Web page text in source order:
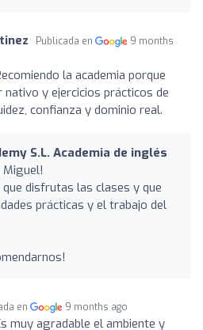
Publicada en
9 months
la academia porque
y ejercicios prácticos de
confianza y dominio real.
S.L. Academia de inglés
Miguel!
disfrutas las clases y que
prácticas y el trabajo del
en 9 months ago
muy agradable el ambiente y